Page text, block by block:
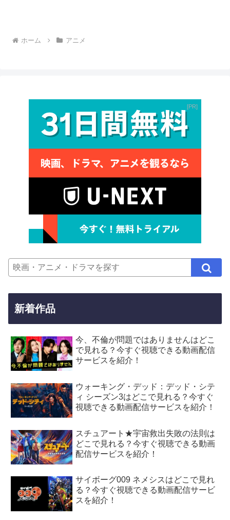
ホーム アニメ
PR
新着作品
今、不倫が問題ではありませんはどこ
で見れる？今すぐ視聴できる動画配信
サービスを紹介！
ウォーキング・デッド：デッド・シテ
ィ シーズン3はどこで見れる？今すぐ
視聴できる動画配信サービスを紹介！
スチュアート★宇宙救出失敗の法則は
どこで見れる？今すぐ視聴できる動画
配信サービスを紹介！
サイボーグ009 ネメシスはどこで見れ
る？今すぐ視聴できる動画配信サービ
スを紹介！